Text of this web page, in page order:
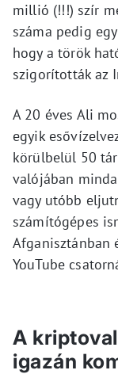
millió (!!!) szír
száma pedig
hogy a török
szigorították az
A 20 éves Ali
egyik
körülbelül 50
valójában
vagy utóbb
számítógépes
Afganisztánban
YouTube
A
igazán